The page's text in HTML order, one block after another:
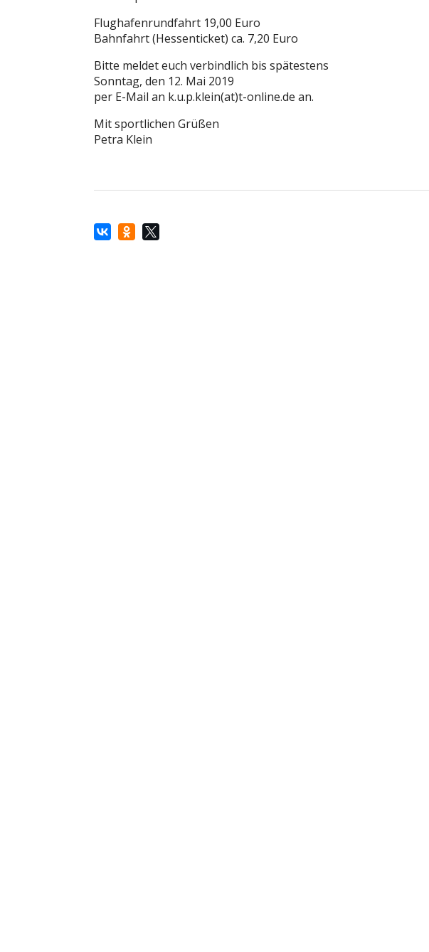
Flughafenrundfahrt 19,00 Euro
Bahnfahrt (Hessenticket) ca. 7,20 Euro
Bitte meldet euch verbindlich bis spätestens
Sonntag, den 12. Mai 2019
per E-Mail an k.u.p.klein(at)t-online.de an.
Mit sportlichen Grüßen
Petra Klein